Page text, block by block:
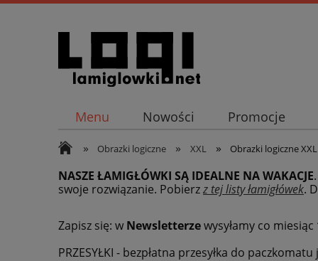
Menu Nowości Promocje
» Obrazki logiczne » XXL » Obrazki logiczne
NASZE ŁAMIGŁÓWKI SĄ IDEALNE NA WAKACJE
swoje rozwiązanie. Pobierzz tej listy łamigłówek.
Zapisz się: w Newsletterzewysyłamy co miesiąc
PRZESYŁKI - bezpłatna przesyłka do